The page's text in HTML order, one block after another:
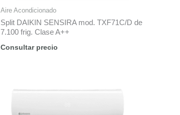
Aire Acondicionado
Split DAIKIN SENSIRA mod. TXF71C/D de
7.100 frig. Clase A++
Consultar precio